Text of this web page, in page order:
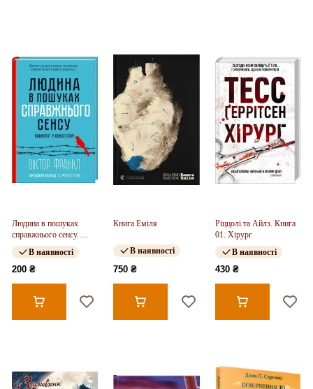
Людина в пошуках
справжнього сенсу.
Психолог у концтаборі
В наявності
200 ₴
Книга Еміля
В наявності
750 ₴
Ріццолі та Айлз. Книга
01. Хірург
В наявності
430 ₴